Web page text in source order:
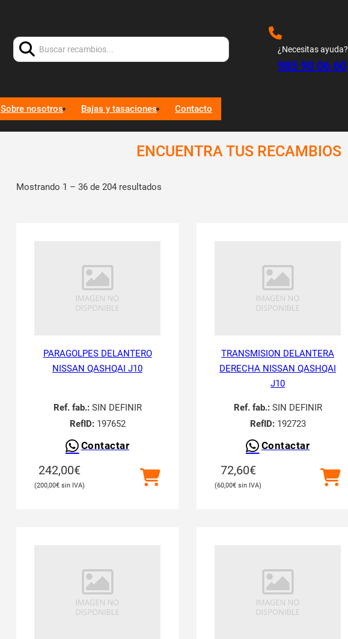
Buscar:
¿Necesitas ayuda?
985 90 06 60
Sobre nosotros Bajas y tasaciones Contacto
ENCUENTRA TUS RECAMBIOS
Mostrando 1 – 36 de 204 resultados
PARAGOLPES DELANTERO
NISSAN QASHQAI J10
Ref. fab.:SIN DEFINIR
RefID:197652
Contactar
242,00€
200,00€
TRANSMISION DELANTERA
DERECHA NISSAN QASHQAI
J10
Ref. fab.:SIN DEFINIR
RefID:192723
Contactar
72,60€
60,00€